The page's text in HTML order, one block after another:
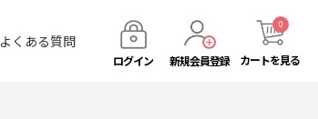
よくある質問
ログイン 新規会員登録 カートを見る
0